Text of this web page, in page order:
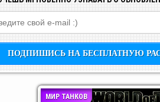
МИР ТАНКОВ